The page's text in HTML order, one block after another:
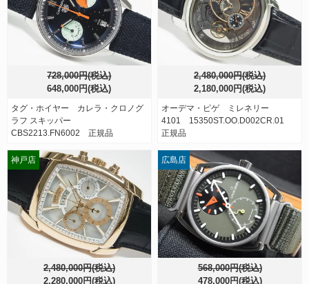
728,000円(税込)
648,000円(税込)
タグ・ホイヤー カレラ・クロノグ
ラフ スキッパー
CBS2213.FN6002 正規品
2,480,000円(税込)
2,180,000円(税込)
オーデマ・ピゲ ミレネリー
4101 15350ST.OO.D002CR.01
正規品
2,480,000円(税込)
2,280,000円(税込)
神戸店
568,000円(税込)
478,000円(税込)
広島店